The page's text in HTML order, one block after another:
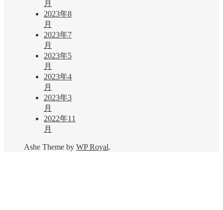
月
2023年8
月
2023年7
月
2023年5
月
2023年4
月
2023年3
月
2022年11
月
Ashe Theme by WP Royal.